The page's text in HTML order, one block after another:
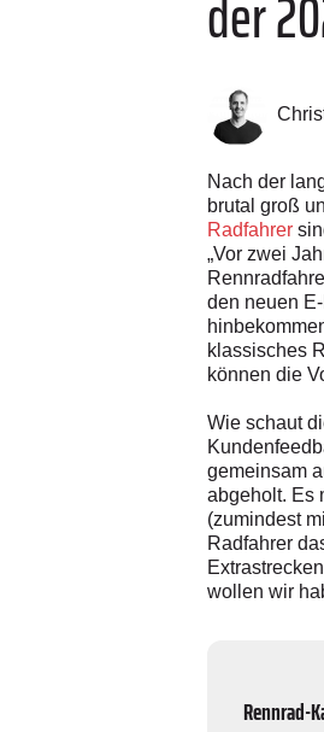
Nach der
brutal groß
Radfahrer
„Vor zwei
den neuen
klassisches
können die
Wie schaut
gemeinsam
abgeholt. Es
(zumindest
Radfahrer
wollen wir
Rennrad-